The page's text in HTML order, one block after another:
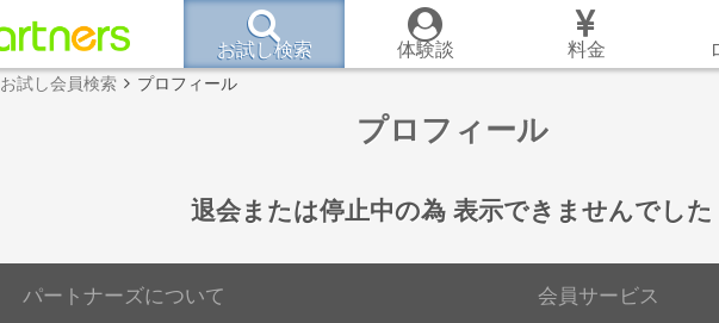
お試し検索 体験談 料金
お試し会員検索 プロフィール
プロフィール
退会または停止中の為 表示できませんでした
パートナーズについて
会員サービス